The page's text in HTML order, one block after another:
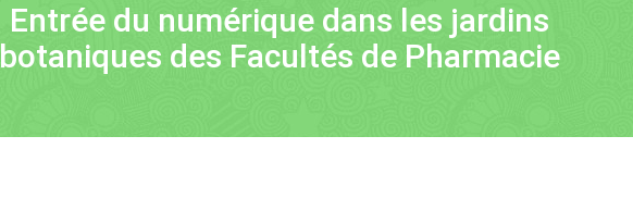
Entrée du numérique dans les jardins
botaniques des Facultés de Pharmacie